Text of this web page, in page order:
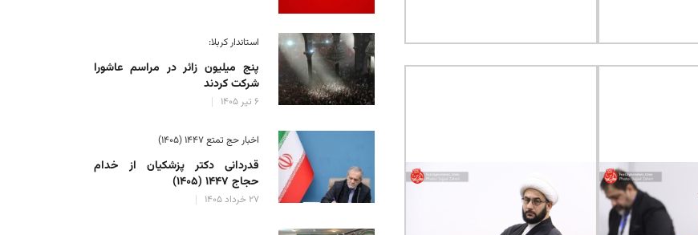
استاندار کربلا:
پنج میلیون زائر در مراسم عاشورا
شرکت کردند
۶ تیر ۱۴۰۵
اخبار حج تمتع ۱۴۴۷ (۱۴۰۵)
قدردانی دکتر پزشکیان از خدام
حجاج ۱۴۴۷ (۱۴۰۵)
۲۷ خرداد ۱۴۰۵